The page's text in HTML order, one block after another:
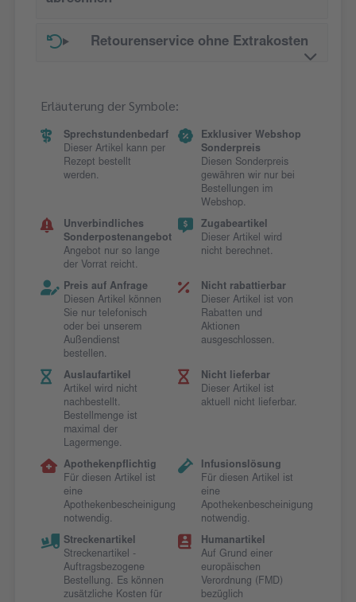
Retourenservice ohne Extrakosten
Erläuterung der Symbole:
Sprechstundenbedarf
Dieser Artikel kann per
Rezept bestellt
werden.
Exklusiver Webshop
Sonderpreis
Diesen Sonderpreis
gewähren wir nur bei
Bestellungen im
Webshop.
Unverbindliches
Sonderpostenangebot
Angebot nur so lange
der Vorrat reicht.
Zugabeartikel
Dieser Artikel wird
nicht berechnet.
Preis auf Anfrage
Diesen Artikel können
Sie nur telefonisch
oder bei unserem
Außendienst
bestellen.
Nicht rabattierbar
Dieser Artikel ist von
Rabatten und
Aktionen
ausgeschlossen.
Auslaufartikel
Artikel wird nicht
nachbestellt.
Bestellmenge ist
maximal der
Lagermenge.
Nicht lieferbar
Dieser Artikel ist
aktuell nicht lieferbar.
Apothekenpflichtig
Für diesen Artikel ist
eine
Apothekenbescheinigung
notwendig.
Infusionslösung
Für diesen Artikel ist
eine
Apothekenbescheinigung
notwendig.
Streckenartikel
Streckenartikel -
Auftragsbezogene
Bestellung. Es können
zusätzliche Kosten für
Humanartikel
Auf Grund einer
europäischen
Verordnung (FMD)
bezüglich